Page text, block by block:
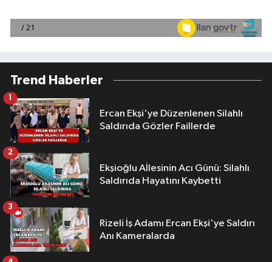
Trend Haberler
Ercan Ekşi'ye Düzenlenen Silahlı
Saldırıda Gözler Faillerde
1
Ekşioğlu Aİlesinin Acı Günü: Silahlı
Saldırıda Hayatını Kaybetti
2
Rizeli İş Adamı Ercan Ekşi'ye Saldırı
Anı Kameralarda
3